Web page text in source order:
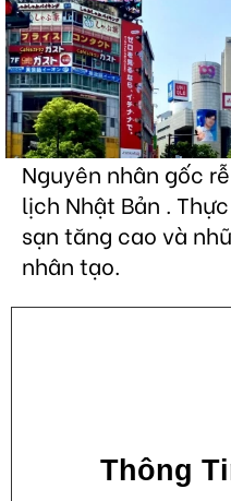
Nguyên nhân gốc
lịch Nhật Bản .
sạn tăng cao và
nhân tạo.
Thông